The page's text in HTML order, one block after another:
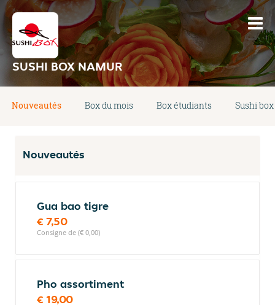
SUSHI BOX NAMUR
Nouveautés Box du mois Box étudiants Sushi box
Nouveautés
Gua bao tigre
€ 7,50
Consigne de (€ 0,00)
Pho assortiment
€ 19,00